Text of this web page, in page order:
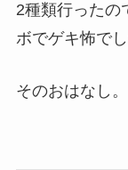
2種類行ったの
ボでゲキ怖でし
そのおはなし。